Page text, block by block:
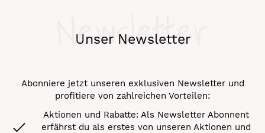
Unser Newsletter
Newsletter
Abonniere jetzt unseren exklusiven Newsletter und
profitiere von zahlreichen Vorteilen:
Aktionen und Rabatte: Als Newsletter Abonnent
erfährst du als erstes von unseren Aktionen und